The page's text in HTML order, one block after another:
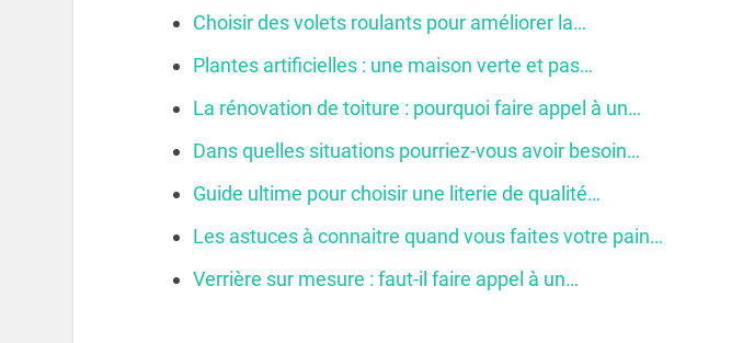
Choisir des volets roulants pour améliorer la…
Plantes artificielles : une maison verte et pas…
La rénovation de toiture : pourquoi faire appel à un…
Dans quelles situations pourriez-vous avoir besoin…
Guide ultime pour choisir une literie de qualité…
Les astuces à connaitre quand vous faites votre pain…
Verrière sur mesure : faut-il faire appel à un…